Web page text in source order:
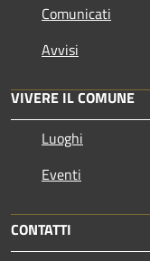
Comunicati
Avvisi
VIVERE IL COMUNE
Luoghi
Eventi
CONTATTI